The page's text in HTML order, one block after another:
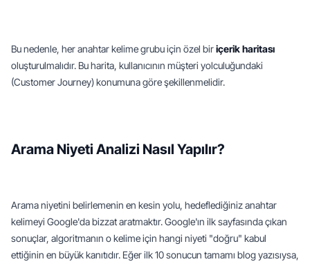
Bu nedenle, her anahtar kelime grubu için özel bir içerik haritası
oluşturulmalıdır. Bu harita, kullanıcının müşteri yolculuğundaki
(Customer Journey) konumuna göre şekillenmelidir.
Arama Niyeti Analizi Nasıl Yapılır?
Arama niyetini belirlemenin en kesin yolu, hedeflediğiniz anahtar
kelimeyi Google'da bizzat aratmaktır. Google'ın ilk sayfasında çıkan
sonuçlar, algoritmanın o kelime için hangi niyeti "doğru" kabul
ettiğinin en büyük kanıtıdır. Eğer ilk 10 sonucun tamamı blog yazısıysa,